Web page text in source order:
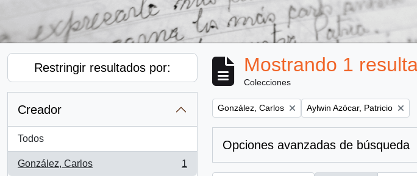
Restringir resultados por:
Creador
Todos
González, Carlos
, 1 resultados
1
Mostrando 1
Colecciones
Remove filter:
González, Carlos Remove filter:
Aylwin Azócar, Patricio
Opciones avanzadas de búsqueda